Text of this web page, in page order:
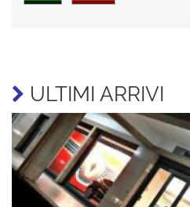
ULTIMI ARRIVI